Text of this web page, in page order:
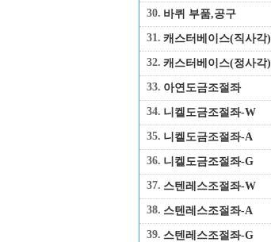
30. 바퀴 부품,공구
31. 캐스터베이스(직사각)
32. 캐스터베이스(정사각)
33. 아연도금조절좌
34. 니켈도금조절좌-W
35. 니켈도금조절좌-A
36. 니켈도금조절좌-G
37. 스텐레스조절좌-W
38. 스텐레스조절좌-A
39. 스텐레스조절좌-G